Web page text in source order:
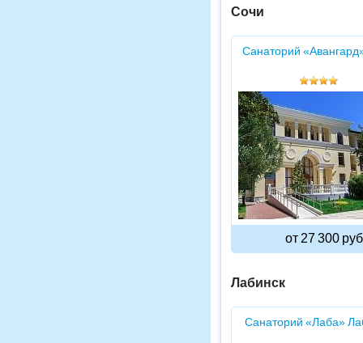
Сочи
Санаторий
от 27 300
Лабинск
Санаторий «Лаба»